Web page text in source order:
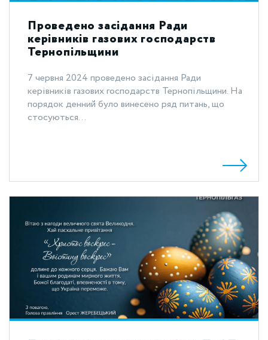
Проведено засідання Ради
керівників газових господарств
Тернопільщини
7 червня 2024 проведено засідання Ради
керівників газових господарств Тернопільщини. На
порядок денний було винесено ряд питань, що
стосуються...